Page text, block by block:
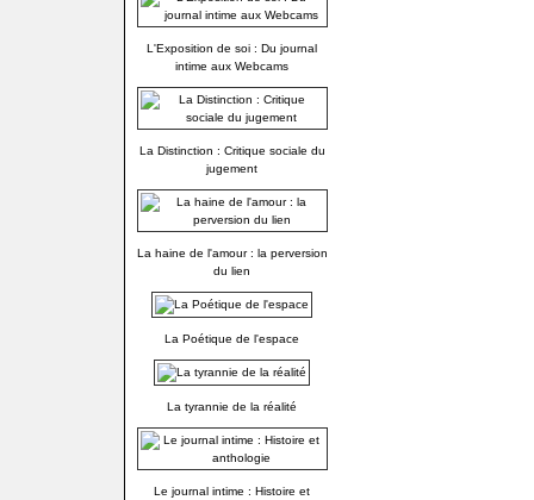
L'Exposition de soi : Du journal
intime aux Webcams
La Distinction : Critique sociale du
jugement
La haine de l'amour : la perversion
du lien
La Poétique de l'espace
La tyrannie de la réalité
Le journal intime : Histoire et